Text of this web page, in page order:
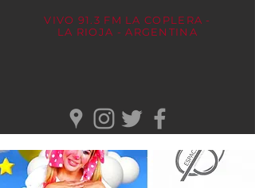
VIVO 91.3 FM LA COPLERA -
LA RIOJA - ARGENTINA